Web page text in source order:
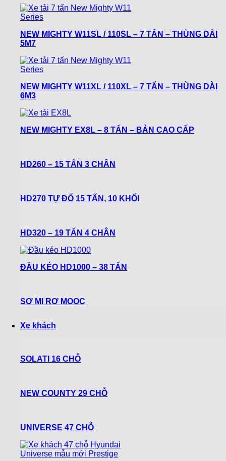
NEW MIGHTY W11SL / 110SL – 7 TẤN – THÙNG DÀI
5M7
NEW MIGHTY W11XL / 110XL – 7 TẤN – THÙNG DÀI
6M3
NEW MIGHTY EX8L – 8 TẤN – BẢN CAO CẤP
HD260 – 15 TẤN 3 CHÂN
HD270 TỰ ĐỔ 15 TẤN, 10 KHỐI
HD320 – 19 TẤN 4 CHÂN
ĐẦU KÉO HD1000 – 38 TẤN
SƠ MI RƠ MOOC
Xe khách
SOLATI 16 CHỖ
NEW COUNTY 29 CHỖ
UNIVERSE 47 CHỖ